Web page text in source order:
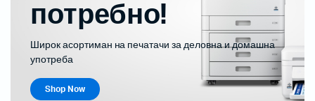
потребно!
Широк асортиман на печатачи за деловна и домашна
употреба
Shop Now